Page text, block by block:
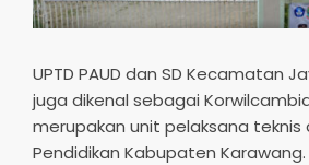
UPTD PAUD dan SD Kecamatan
juga dikenal sebagai
merupakan unit pelaksana teknis
Pendidikan Kabupaten Karawang.